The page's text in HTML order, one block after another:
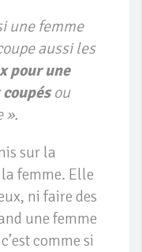
une femme
aussi les
pour une
ou
».
sur la
femme. Elle
ni faire des
une femme
comme si